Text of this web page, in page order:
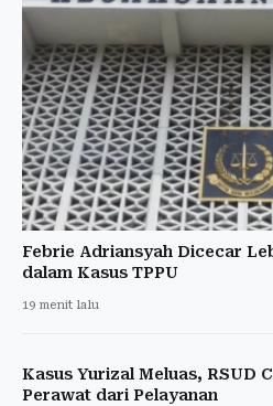
Febrie Adriansyah Dicecar
dalam Kasus TPPU
19 menit lalu
Kasus Yurizal Meluas, RSUD
Perawat dari Pelayanan